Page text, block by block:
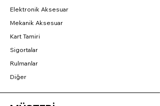
Elektronik Aksesuar
Mekanik Aksesuar
Kart Tamiri
Sigortalar
Rulmanlar
Diğer